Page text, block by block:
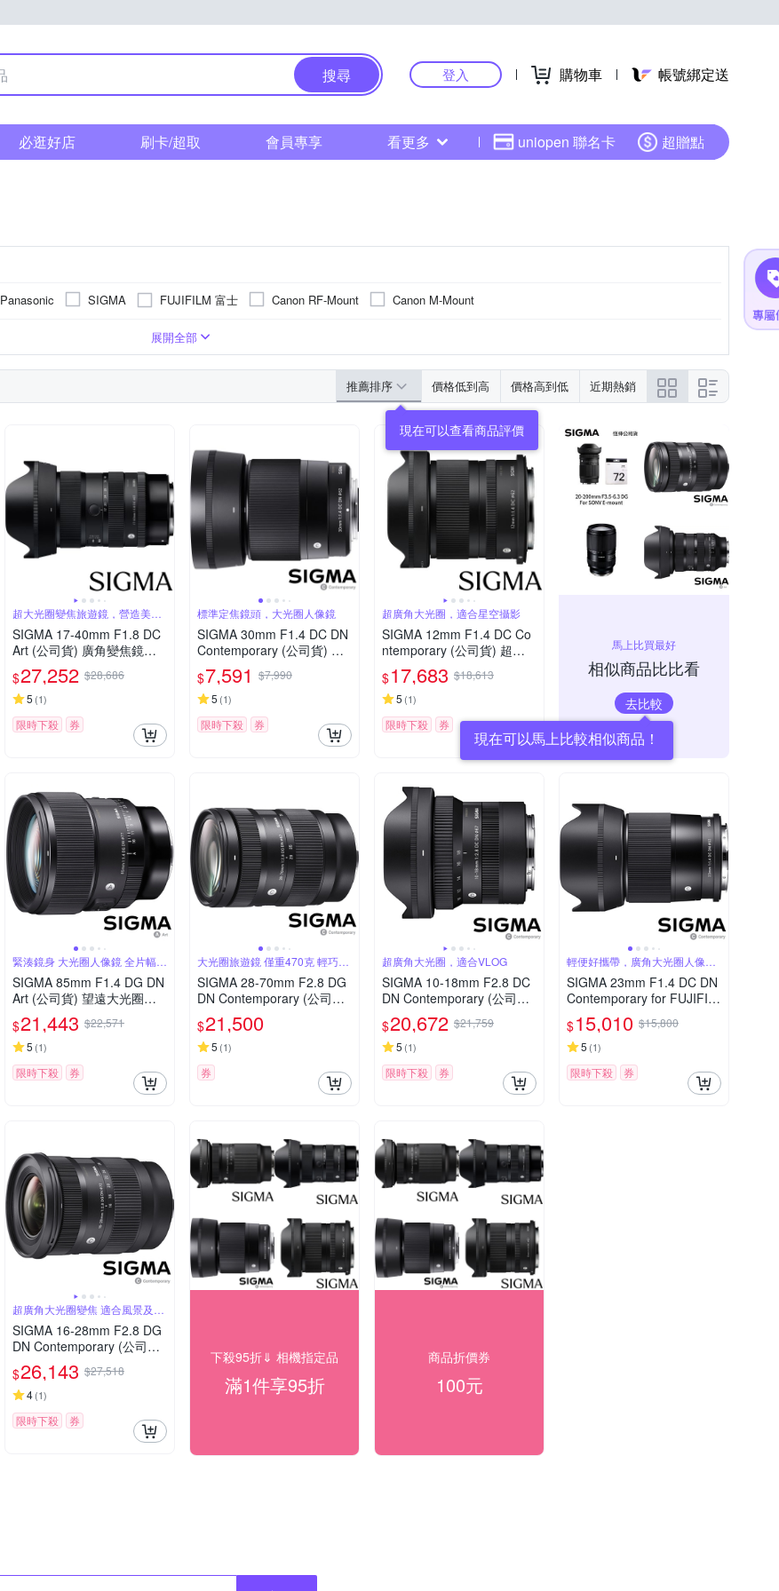
搜尋 登入 購物車 帳號綁定送
必逛好店 刷卡/超取 會員專享 看更多 uniopen 聯名卡 超贈點
Panasonic SIGMA FUJIFILM 富士 Canon RF-Mount Canon M-Mount
廣角望遠 望遠變焦
展開全部
推薦排序 價格低到高 價格高到低 近期熱銷
現在可以查看商品評價
超大光圈變焦旅遊鏡，營造美麗
淺景深
SIGMA 17-40mm F1.8 DC
Art (公司貨) 廣角變焦鏡頭
旅遊鏡 APS-C 無反微單眼
鏡頭
$27,252 $28,686
5 (1)
限時下殺 券
標準定焦鏡頭，大光圈人像鏡
SIGMA 30mm F1.4 DC DN
Contemporary (公司貨) 標
準大光圈定焦鏡頭 人像鏡 A
PS-C 無反微單眼專用鏡頭
$7,591 $7,990
5 (1)
限時下殺 券
超廣角大光圈，適合星空攝影
SIGMA 12mm F1.4 DC Co
ntemporary (公司貨) 超廣
角大光圈定焦鏡 星空鏡 AP
S-C 無反微單眼專用鏡頭
$17,683 $18,613
5 (1)
限時下殺 券
馬上比買最好
相似商品比比看
去比較
現在可以馬上比較相似商品！
緊湊鏡身 大光圈人像鏡 全片幅微
單眼鏡頭
SIGMA 85mm F1.4 DG DN
Art (公司貨) 望遠大光圈人
像鏡 全片幅微單眼鏡頭
$21,443 $22,571
5 (1)
限時下殺 券
大光圈旅遊鏡 僅重470克 輕巧方
便攜帶
SIGMA 28-70mm F2.8 DG
DN Contemporary (公司貨)
全片幅微單眼鏡頭 旅遊鏡
$21,500
5 (1)
券
超廣角大光圈，適合VLOG
SIGMA 10-18mm F2.8 DC
DN Contemporary (公司貨)
超廣角變焦鏡頭 APS-C 無
反微單眼鏡頭
$20,672 $21,759
5 (1)
限時下殺 券
輕便好攜帶，廣角大光圈人像
鏡，美麗淺景深
SIGMA 23mm F1.4 DC DN
Contemporary for FUJIFIL
M X 富士接環 (公司貨) 廣角
大光圈定焦鏡 人像鏡 APS-
C 無反微單眼專用鏡頭
$15,010 $15,800
5 (1)
限時下殺 券
超廣角大光圈變焦 適合風景及影
片錄製
SIGMA 16-28mm F2.8 DG
DN Contemporary (公司貨)
超廣角大光圈變焦鏡 全片幅
微單眼鏡頭
$26,143 $27,518
4(1)
限時下殺 券
下殺95折⇓ 相機指定品
滿1件享95折
商品折價券
100元